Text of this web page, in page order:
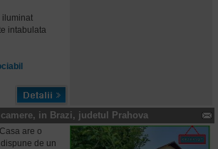
iluminat
intabulata
in Brazi, judetul Prahova
are o
de un